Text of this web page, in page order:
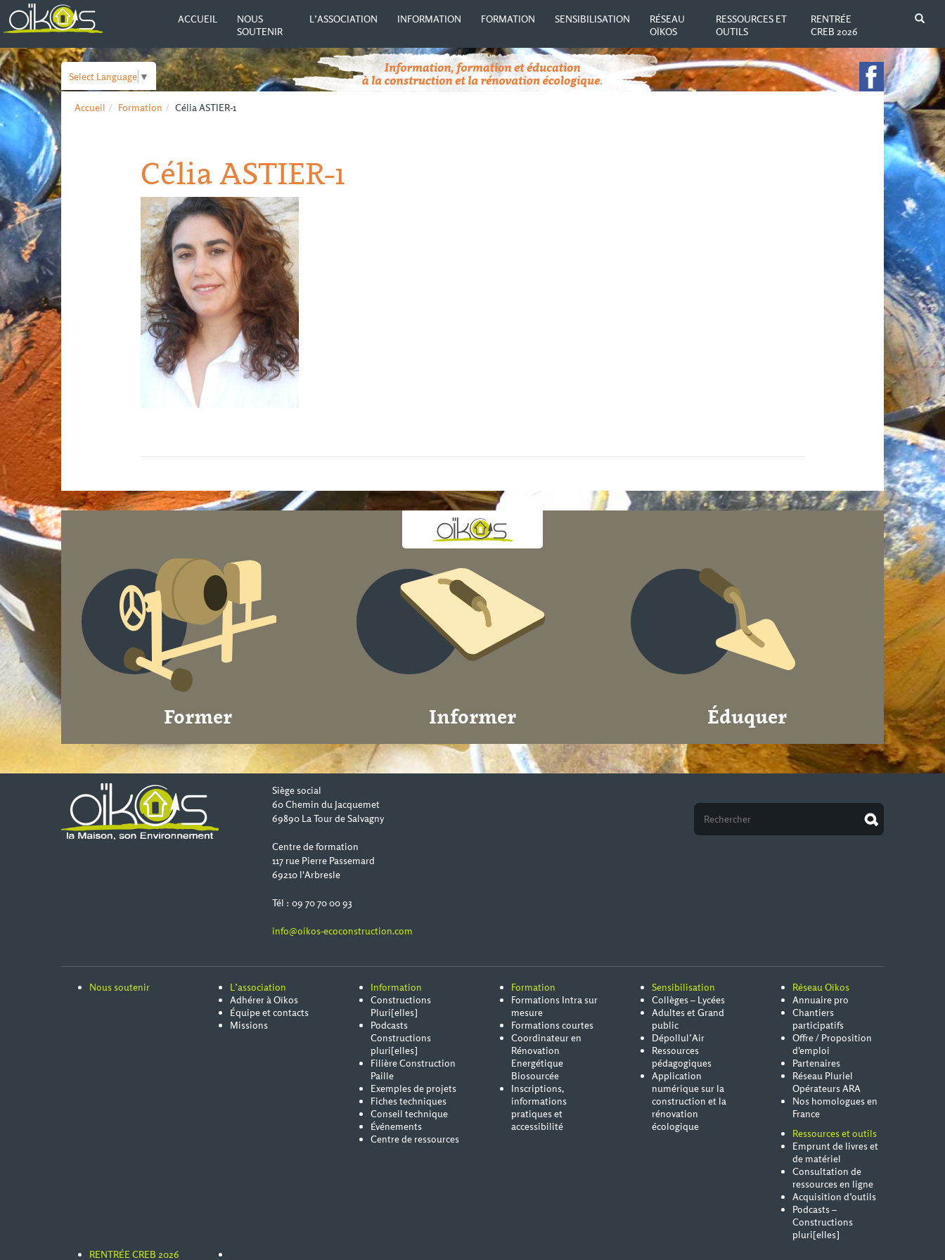
ACCUEIL
NOUS
SOUTENIR
L’ASSOCIATION INFORMATION FORMATION SENSIBILISATION
RÉSEAU
OÏKOS
RESSOURCES ET
OUTILS
RENTRÉE
CREB 2026
Select Language ▼
Accueil Formation Célia ASTIER-1
Célia ASTIER-1
Former Informer Éduquer
Siège social
60 Chemin du Jacquemet
69890 La Tour de Salvagny
Centre de formation
117 rue Pierre Passemard
69210 l'Arbresle
Tél : 09 70 70 00 93
info@oikos-ecoconstruction.com
Nous soutenir
L’association
Adhérer à Oïkos
Équipe et contacts
Missions
Information
Constructions
Pluri[elles]
Podcasts
Constructions
pluri[elles]
Filière Construction
Paille
Exemples de projets
Fiches techniques
Conseil technique
Événements
Centre de ressources
Formation
Formations Intra sur
mesure
Formations courtes
Coordinateur en
Rénovation
Energétique
Biosourcée
Inscriptions,
informations
pratiques et
accessibilité
Sensibilisation
Collèges – Lycées
Adultes et Grand
public
Dépollul’Air
Ressources
pédagogiques
Application
numérique sur la
construction et la
rénovation
écologique
Réseau Oïkos
Annuaire pro
Chantiers
participatifs
Offre / Proposition
d'emploi
Partenaires
Réseau Pluriel
Opérateurs ARA
Nos homologues en
France
Ressources et outils
Emprunt de livres et
de matériel
Consultation de
ressources en ligne
Acquisition d’outils
Podcasts –
Constructions
pluri[elles]
RENTRÉE CREB 2026